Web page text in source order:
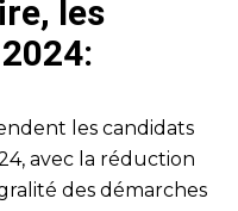
les
les candidats
avec la réduction
des démarches